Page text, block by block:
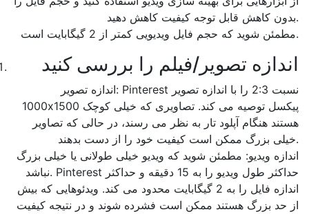
بدون کاهش قابل توجه کیفیت کاهش دهید.
مطمئن شوید که حجم فایل ویدیویی کمتر از 2 گیگابایت است.
اندازه تصویر/فیلم را بررسی کنید
اندازه تصویر: Pinterest نسبت 2:3 را با اندازه تصویر
1000x1500 پیکسل توصیه می کند. تصاویری که خیلی کوچک
هستند هنگام آپلود تار به نظر می رسند، در حالی که تصاویر
خیلی بزرگ ممکن است کیفیت خود را از دست بدهند.
اندازه ویدیو: مطمئن شوید که ویدیو خیلی طولانی یا خیلی بزرگ
نباشد. Pinterest حداکثر طول ویدیو را به 15 دقیقه و حداکثر
اندازه فایل را به 2 گیگابایت محدود می کند. ویدئوهایی که بیش
از حد بزرگ هستند ممکن است فشرده شوند و در نتیجه کیفیت